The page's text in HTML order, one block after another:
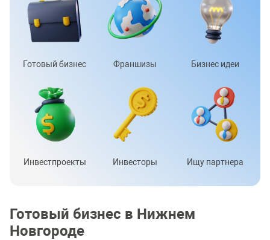
Готовый бизнес Франшизы Бизнес идеи
Инвестпроекты Инвесторы Ищу партнера
Готовый бизнес в Нижнем
Новгороде